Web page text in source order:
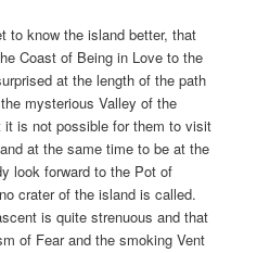
to know the island better, that
Coast of Being in Love to the
at the length of the path
mysterious Valley of the
it is not possible for them to visit
at the same time to be at the
look forward to the Pot of
crater of the island is called.
is quite strenuous and that
of Fear and the smoking Vent